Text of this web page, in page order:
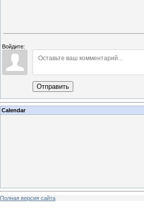
Войдите:
Отправить
Calendar
Полная версия сайта